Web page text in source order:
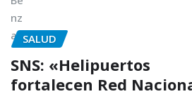
SALUD
SNS: «Helipuertos
fortalecen Red